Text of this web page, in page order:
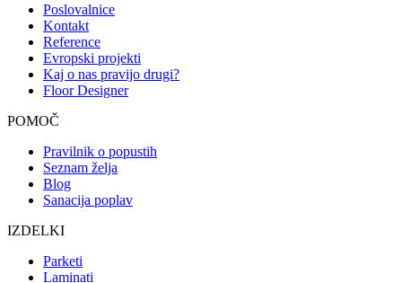
Poslovalnice
Kontakt
Reference
Evropski projekti
Kaj o nas pravijo drugi?
Floor Designer
POMOČ
Pravilnik o popustih
Seznam želja
Blog
Sanacija poplav
IZDELKI
Parketi
Laminati